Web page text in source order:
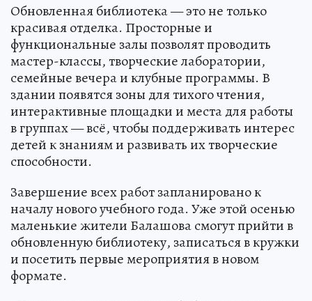
Обновленная библиотека — это не только
красивая отделка. Просторные и
функциональные залы позволят проводить
мастер-классы, творческие лаборатории,
семейные вечера и клубные программы. В
здании появятся зоны для тихого чтения,
интерактивные площадки и места для работы
в группах — всё, чтобы поддерживать интерес
детей к знаниям и развивать их творческие
способности.
Завершение всех работ запланировано к
началу нового учебного года. Уже этой осенью
маленькие жители Балашова смогут прийти в
обновленную библиотеку, записаться в кружки
и посетить первые мероприятия в новом
формате.